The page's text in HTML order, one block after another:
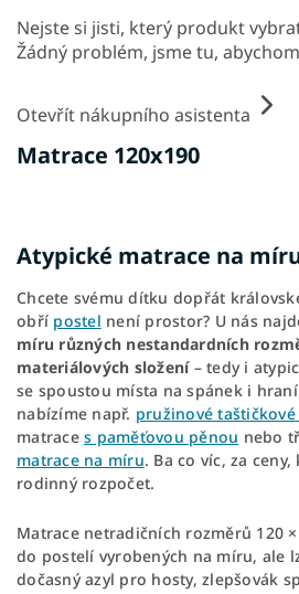
Matrace 120x190
Nejste si jisti, který produkt
Žádný problém, jsme tu,
Otevřít nákupního asistenta
Atypické matrace na míru
Chcete svému dítku dopřát
obří postel není prostor? U nás
míru různých nestandardních
materiálových složení– tedy i
se spoustou místa na spánek i
nabízíme např. pružinové
matrace s paměťovou pěnou nebo
matrace na míru. Ba co víc, za
rodinný rozpočet.
Matrace netradičních rozměrů 120
do postelí vyrobených na míru, ale
dočasný azyl pro hosty, zlepšovák